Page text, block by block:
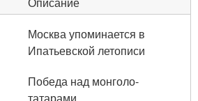
Москва упоминается в
Ипатьевской летописи
Победа над монголо-